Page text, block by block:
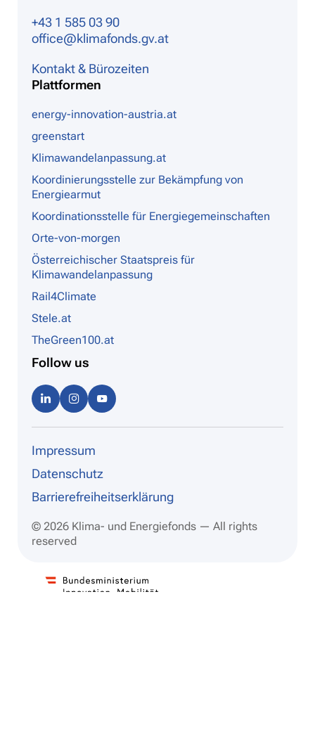
+43 1 585 03 90
office@klimafonds.gv.at
Kontakt & Bürozeiten
Plattformen
energy-innovation-austria.at
greenstart
Klimawandelanpassung.at
Koordinierungsstelle zur Bekämpfung von
Energiearmut
Koordinationsstelle für Energiegemeinschaften
Orte-von-morgen
Österreichischer Staatspreis für
Klimawandelanpassung
Rail4Climate
Stele.at
TheGreen100.at
Follow us
Linke
dIn
Instag
ram be
Impressum
Datenschutz
Barrierefreiheitserklärung
© 2026 Klima- und Energiefonds — All rights
reserved